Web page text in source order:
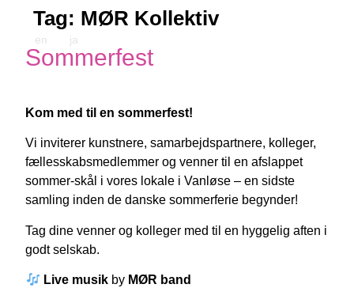
en ja
Tag: MØR Kollektiv
Sommerfest
Kom med til en sommerfest!
Vi inviterer kunstnere, samarbejdspartnere, kolleger,
fællesskabsmedlemmer og venner til en afslappet
sommer-skål i vores lokale i Vanløse – en sidste
samling inden de danske sommerferie begynder!
Tag dine venner og kolleger med til en hyggelig aften i
godt selskab.
Live musikby MØR band